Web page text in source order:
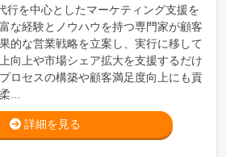
行を中心としたマーケティング支援を
な経験とノウハウを持つ専門家が顧客
的な営業戦略を立案し、実行に移して
向上や市場シェア拡大を支援するだけ
ロセスの構築や顧客満足度向上にも貢
...
詳細を見る